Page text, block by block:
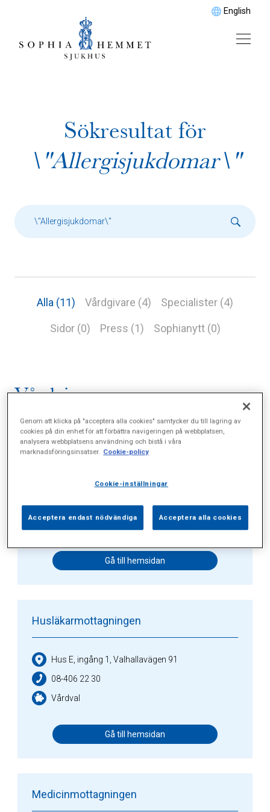
English
Sökresultat för
\"Allergisjukdomar\"
Alla (11) Vårdgivare (4) Specialister (4)
Sidor (0) Press (1) Sophianytt (0)
Vårdgivare
Hjärt-lung-allergimottagningen
Hus E, ingång 1, Valhallavägen 91
Se hemsida
Försäkring, Betala själv, Vårdval
Gå till hemsidan
Husläkarmottagningen
Hus E, ingång 1, Valhallavägen 91
08-406 22 30
Vårdval
Gå till hemsidan
Medicinmottagningen
Genom att klicka på "acceptera alla cookies" samtycker du till lagring av
cookies på din enhet för att förbättra navigeringen på webbplatsen,
analysera webbplatsens användning och bistå i våra
marknadsföringsinsatser. Cookie-policy
Cookie-inställningar
Acceptera endast nödvändiga Acceptera alla cookies